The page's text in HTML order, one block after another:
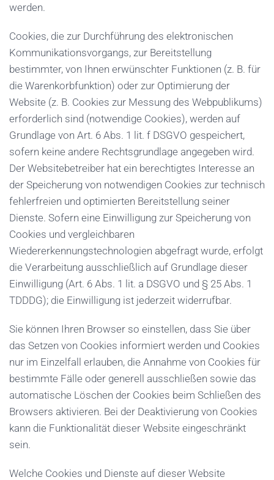
werden.
Cookies, die zur Durchführung des elektronischen
Kommunikationsvorgangs, zur Bereitstellung
bestimmter, von Ihnen erwünschter Funktionen (z. B. für
die Warenkorbfunktion) oder zur Optimierung der
Website (z. B. Cookies zur Messung des Webpublikums)
erforderlich sind (notwendige Cookies), werden auf
Grundlage von Art. 6 Abs. 1 lit. f DSGVO gespeichert,
sofern keine andere Rechtsgrundlage angegeben wird.
Der Websitebetreiber hat ein berechtigtes Interesse an
der Speicherung von notwendigen Cookies zur technisch
fehlerfreien und optimierten Bereitstellung seiner
Dienste. Sofern eine Einwilligung zur Speicherung von
Cookies und vergleichbaren
Wiedererkennungstechnologien abgefragt wurde, erfolgt
die Verarbeitung ausschließlich auf Grundlage dieser
Einwilligung (Art. 6 Abs. 1 lit. a DSGVO und § 25 Abs. 1
TDDDG); die Einwilligung ist jederzeit widerrufbar.
Sie können Ihren Browser so einstellen, dass Sie über
das Setzen von Cookies informiert werden und Cookies
nur im Einzelfall erlauben, die Annahme von Cookies für
bestimmte Fälle oder generell ausschließen sowie das
automatische Löschen der Cookies beim Schließen des
Browsers aktivieren. Bei der Deaktivierung von Cookies
kann die Funktionalität dieser Website eingeschränkt
sein.
Welche Cookies und Dienste auf dieser Website